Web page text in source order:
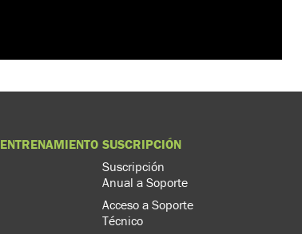
ENTRENAMIENTO SUSCRIPCIÓN
Suscripción
Anual a Soporte
Acceso a Soporte
Técnico